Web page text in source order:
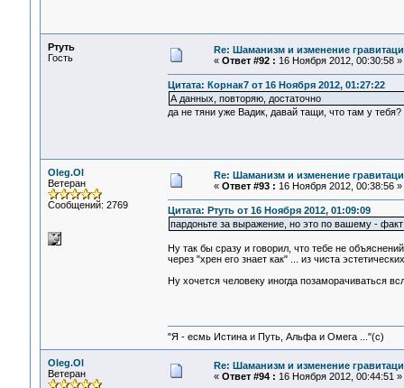
Ртуть
Гость
Re: Шаманизм и изменение
« Ответ #92 : 16 Ноября 2012, 00:30:58 »
Цитата: Корнак7 от 16 Ноября 2012, 01:27:22
А данных, повторяю, достаточно
да не тяни уже Вадик, давай тащи, что там у
Oleg.Ol
Ветеран
Сообщений: 2769
Re: Шаманизм и изменение
« Ответ #93 : 16 Ноября 2012, 00:38:56 »
Цитата: Ртуть от 16 Ноября 2012, 01:09:09
пардоньте за выражение, но это по вашему -
Ну так бы сразу и говорил, что тебе не
через "хрен его знает как" ... из чиста
Ну хочется человеку иногда позаморачиваться
"Я - есмь Истина и Путь, Альфа и Омега ..."(с)
Oleg.Ol
Ветеран
Re: Шаманизм и изменение
« Ответ #94 : 16 Ноября 2012, 00:44:51 »